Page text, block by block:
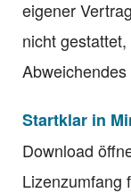
eigener
nicht
Startklar in
Download
Lizenzumfang